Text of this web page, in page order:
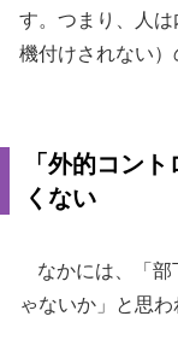
す。つまり、人
機付けされない）
「外的コン
くない
なかには、「部
ゃないか」と思わ